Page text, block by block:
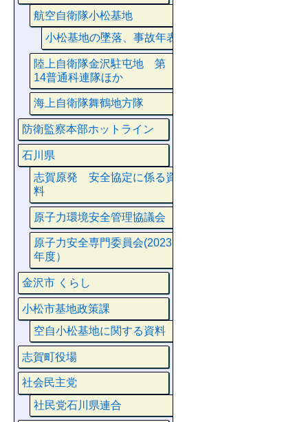
航空自衛隊小松基地
小松基地の墜落、事故年表
陸上自衛隊金沢駐屯地 第
14普通科連隊ほか
海上自衛隊舞鶴地方隊
防衛監察本部ホットライン
石川県
志賀原発 安全協定に係る資
料
原子力環境安全管理協議会
原子力安全専門委員会(2023
年度）
金沢市 くらし
小松市基地政策課
空自小松基地に関する資料
志賀町役場
社会民主党
社民党石川県連合